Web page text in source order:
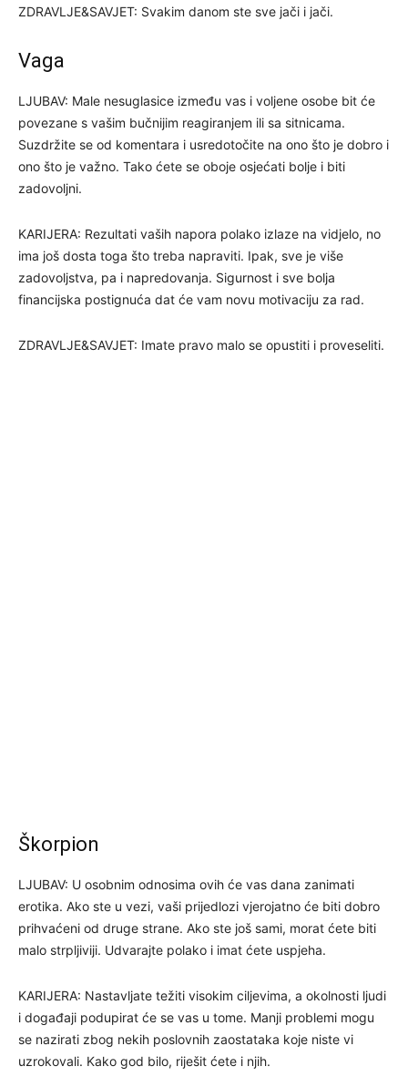
ZDRAVLJE&SAVJET: Svakim danom ste sve jači i jači.
Vaga
LJUBAV: Male nesuglasice između vas i voljene osobe bit će
povezane s vašim bučnijim reagiranjem ili sa sitnicama.
Suzdržite se od komentara i usredotočite na ono što je dobro i
ono što je važno. Tako ćete se oboje osjećati bolje i biti
zadovoljni.
KARIJERA: Rezultati vaših napora polako izlaze na vidjelo, no
ima još dosta toga što treba napraviti. Ipak, sve je više
zadovoljstva, pa i napredovanja. Sigurnost i sve bolja
financijska postignuća dat će vam novu motivaciju za rad.
ZDRAVLJE&SAVJET: Imate pravo malo se opustiti i proveseliti.
Škorpion
LJUBAV: U osobnim odnosima ovih će vas dana zanimati
erotika. Ako ste u vezi, vaši prijedlozi vjerojatno će biti dobro
prihvaćeni od druge strane. Ako ste još sami, morat ćete biti
malo strpljiviji. Udvarajte polako i imat ćete uspjeha.
KARIJERA: Nastavljate težiti visokim ciljevima, a okolnosti ljudi
i događaji podupirat će se vas u tome. Manji problemi mogu
se nazirati zbog nekih poslovnih zaostataka koje niste vi
uzrokovali. Kako god bilo, riješit ćete i njih.